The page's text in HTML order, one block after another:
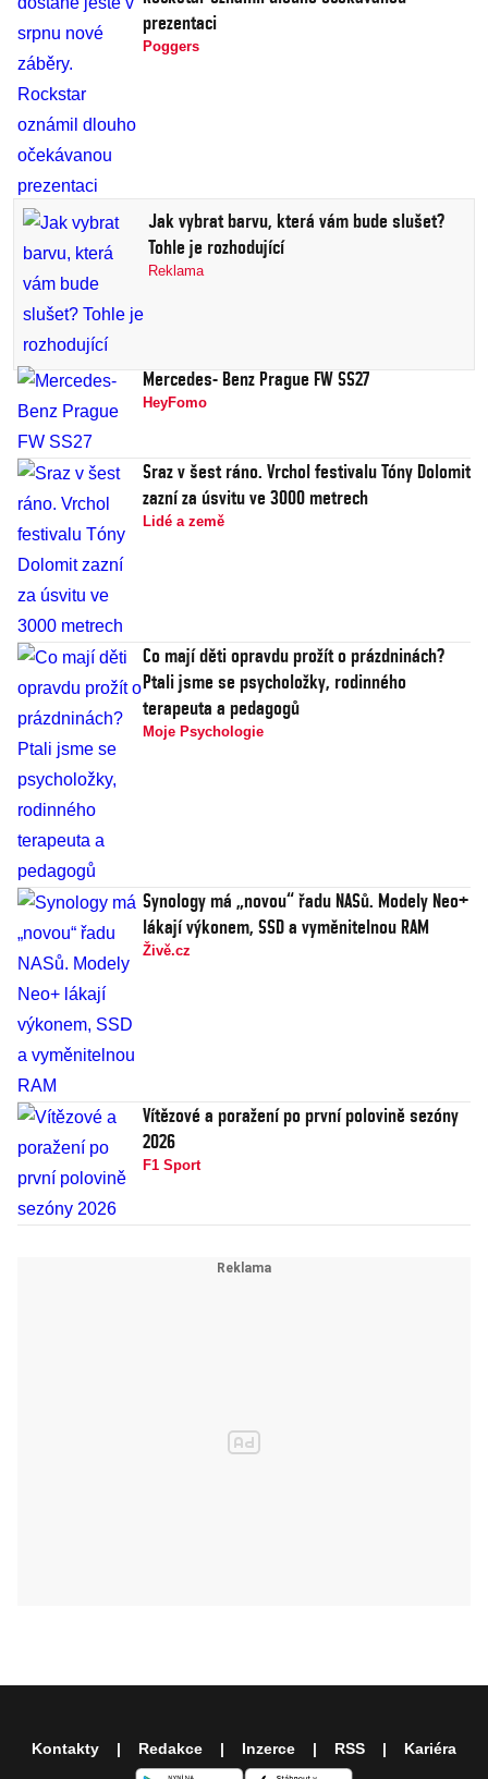
prezentaci
Poggers
Jak vybrat barvu, která vám bude slušet?
Tohle je rozhodující
Reklama
Mercedes- Benz Prague FW SS27
HeyFomo
Sraz v šest ráno. Vrchol festivalu Tóny Dolomit
zazní za úsvitu ve 3000 metrech
Lidé a země
Co mají děti opravdu prožít o prázdninách?
Ptali jsme se psycholožky, rodinného
terapeuta a pedagogů
Moje Psychologie
Synology má „novou“ řadu NASů. Modely Neo+
lákají výkonem, SSD a vyměnitelnou RAM
Živě.cz
Vítězové a poražení po první polovině sezóny
2026
F1 Sport
Kontakty Redakce Inzerce RSS Kariéra